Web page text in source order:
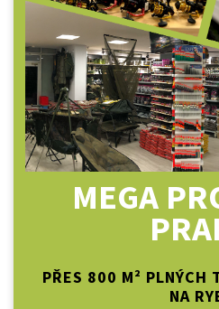
MEGA
PŘES 800 M² PLNÝCH
NA